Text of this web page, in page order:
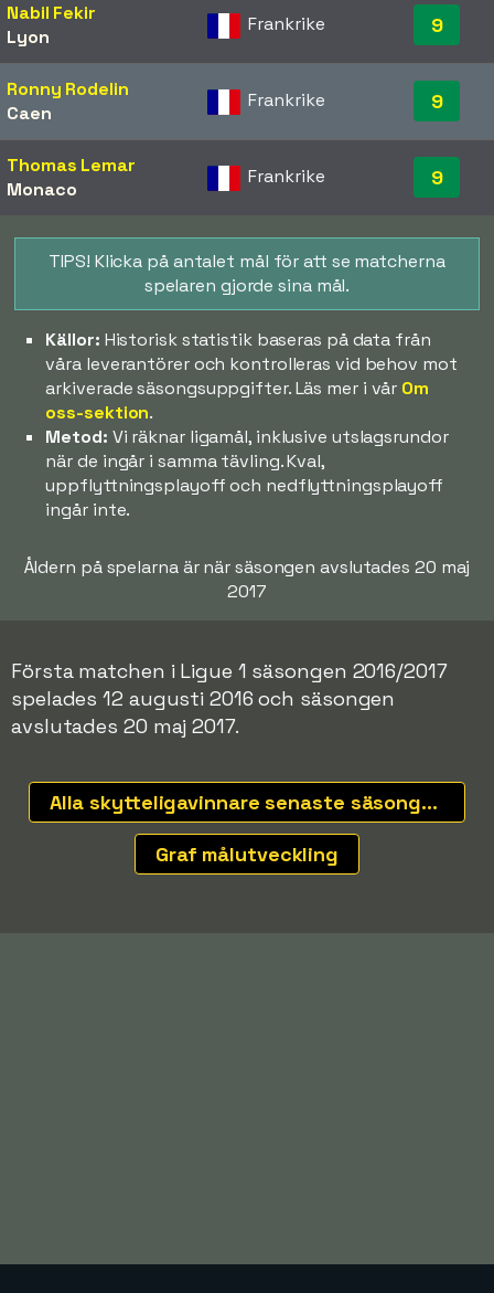
Nabil Fekir
Lyon
Frankrike 9
Ronny Rodelin
Caen
Frankrike 9
Thomas Lemar
Monaco
Frankrike 9
TIPS! Klicka på antalet mål för att se matcherna
spelaren gjorde sina mål.
Källor: Historisk statistik baseras på data från
våra leverantörer och kontrolleras vid behov mot
arkiverade säsongsuppgifter. Läs mer i vår Om
oss-sektion.
Metod: Vi räknar ligamål, inklusive utslagsrundor
när de ingår i samma tävling. Kval,
uppflyttningsplayoff och nedflyttningsplayoff
ingår inte.
Åldern på spelarna är när säsongen avslutades 20 maj
2017
Första matchen i Ligue 1 säsongen 2016/2017
spelades 12 augusti 2016 och säsongen
avslutades 20 maj 2017.
Alla skytteligavinnare senaste säsongerna
Graf målutveckling